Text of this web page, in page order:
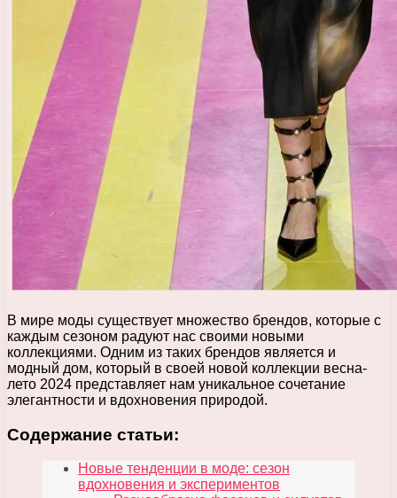
В мире моды существует множество брендов, которые с
каждым сезоном радуют нас своими новыми
коллекциями. Одним из таких брендов является и
модный дом, который в своей новой коллекции весна-
лето 2024 представляет нам уникальное сочетание
элегантности и вдохновения природой.
Содержание статьи:
Новые тенденции в моде: сезон
вдохновения и экспериментов